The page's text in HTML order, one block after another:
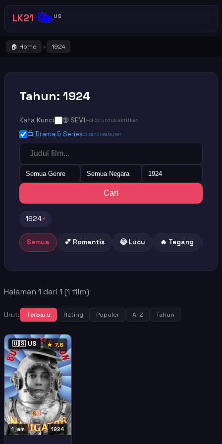
LK21 🌤️US
🏠 Home › 1924
Tahun: 1924
Kata Kunci 🔞 SEMI+click untuk aktifkan
📺 Drama & Seriesdi sandiwara.net
Semua Genre Semua Negara 1924
Cari
1924×
Semua 💕 Romantis 😂 Lucu 🔥 Tegang
Halaman 1 dari 1 (1 film)
Urut: Terbaru Rating Populer A-Z Tahun
🇺🇸 US ★ 7.6
1924
1 jam